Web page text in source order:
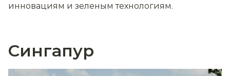
инновациям и зеленым технологиям.
Сингапур